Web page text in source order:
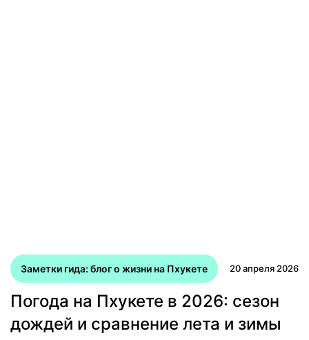
Заметки гида: блог о жизни на Пхукете 20 апреля 2026
Погода на Пхукете в 2026: сезон
дождей и сравнение лета и зимы